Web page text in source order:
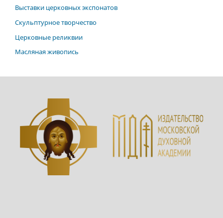
Выставки церковных экспонатов
Скульптурное творчество
Церковные реликвии
Масляная живопись